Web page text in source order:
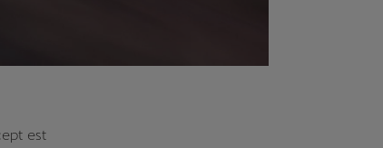
est